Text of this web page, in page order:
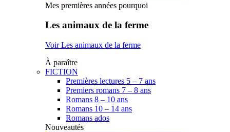
Mes premières années pourquoi
Les animaux de la ferme
Voir Les animaux de la ferme
À paraître
FICTION
Premières lectures 5 – 7 ans
Premiers romans 7 – 8 ans
Romans 8 – 10 ans
Romans 10 – 14 ans
Romans ados
Nouveautés